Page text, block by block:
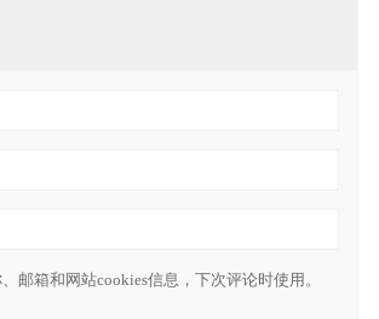
邮箱和网站cookies信息，下次评论时使用。